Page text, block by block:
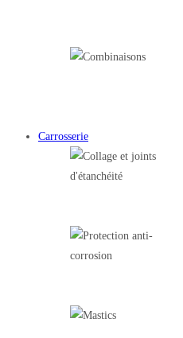
Carrosserie